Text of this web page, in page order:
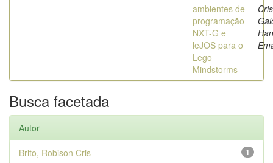
ambientes de
programação
NXT-G e
leJOS para o
Lego
Mindstorms
Busca facetada
Autor
1
Brito, Robison Cris